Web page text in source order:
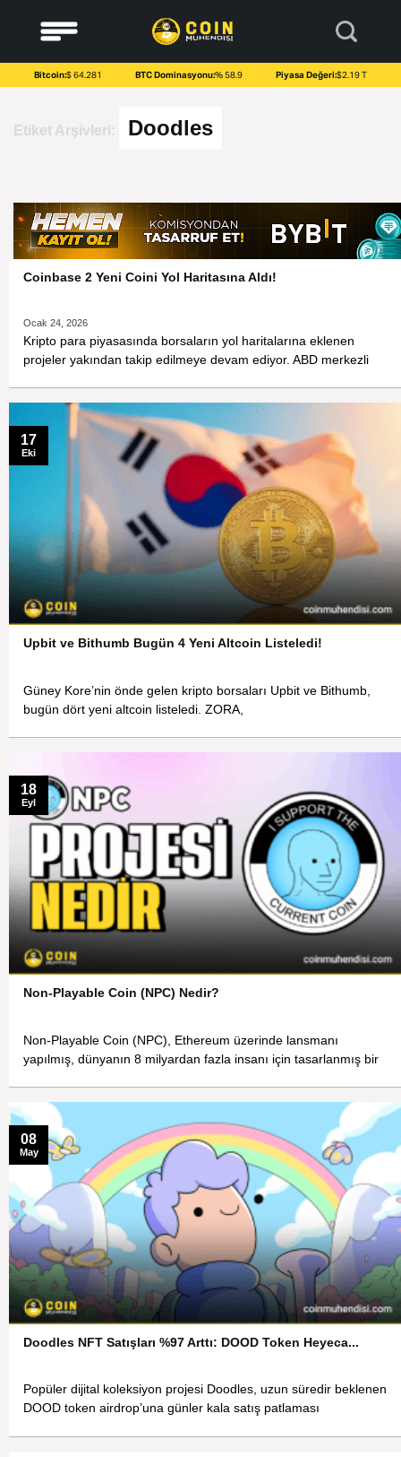
content
Bitcoin:$ 64.281 BTC Dominasyonu:% 58.9 Piyasa Değeri:$2.19 T
Etiket Arşivleri: Doodles
Coinbase 2 Yeni Coini Yol Haritasına Aldı!
Ocak 24, 2026
Kripto para piyasasında borsaların yol haritalarına eklenen
projeler yakından takip edilmeye devam ediyor. ABD merkezli
Upbit ve Bithumb Bugün 4 Yeni Altcoin Listeledi!
Güney Kore’nin önde gelen kripto borsaları Upbit ve Bithumb,
bugün dört yeni altcoin listeledi. ZORA,
17
Eki
Non-Playable Coin (NPC) Nedir?
Non-Playable Coin (NPC), Ethereum üzerinde lansmanı
yapılmış, dünyanın 8 milyardan fazla insanı için tasarlanmış bir
18
Eyl
Doodles NFT Satışları %97 Arttı: DOOD Token Heyeca...
Popüler dijital koleksiyon projesi Doodles, uzun süredir beklenen
DOOD token airdrop’una günler kala satış patlaması
08
May